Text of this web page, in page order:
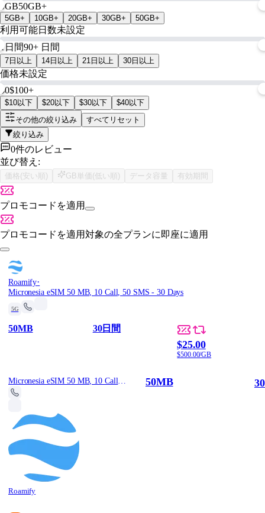
0GB50GB+
5GB+ 10GB+ 20GB+ 30GB+ 50GB+
利用可能日数未設定
1日間90+ 日間
7日以上 14日以上 21日以上 30日以上
価格未設定
$0$100+
$10以下 $20以下 $30以下
$40以下
その他の絞り込み
すべてリセット
絞り込み
0件のレビュー
並び替え:
価格(安い順) GB単価(低い順) データ容量 有効期間
プロモコードを適用
プロモコードを適用対象の全プランに即座に適用
Roamify·
Micronesia eSIM 50 MB, 10 Call, 50 SMS - 30 Days
5G
50MB 30日間
$25.00
$500.00/GB
Roamify
50MB